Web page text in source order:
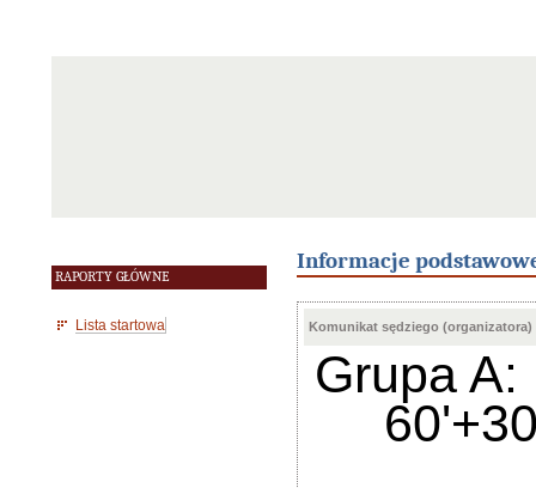
RAPORTY GŁÓWNE
Lista startowa
Informacje
Komunikat sędziego (organizatora)
Grupa